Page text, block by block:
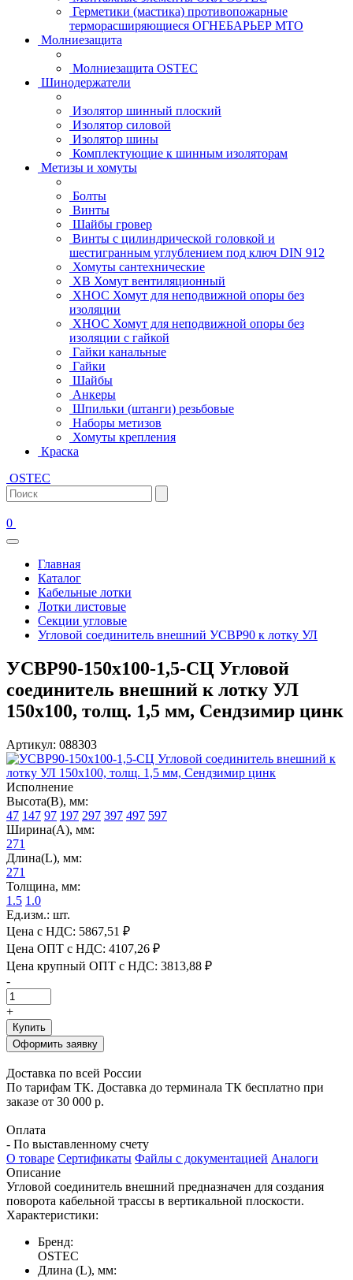
Герметики (мастика) противопожарные
терморасширяющиеся ОГНЕБАРЬЕР МТО
Молниезащита
Молниезащита OSTEC
Шинодержатели
Изолятор шинный плоский
Изолятор силовой
Изолятор шины
Комплектующие к шинным изоляторам
Метизы и хомуты
Болты
Винты
Шайбы гровер
Винты с цилиндрической головкой и
шестигранным углублением под ключ DIN 912
Хомуты сантехнические
ХВ Хомут вентиляционный
ХНОС Хомут для неподвижной опоры без
изоляции
ХНОС Хомут для неподвижной опоры без
изоляции с гайкой
Гайки канальные
Гайки
Шайбы
Анкеры
Шпильки (штанги) резьбовые
Наборы метизов
Хомуты крепления
Краска
OSTEC
0
Главная
Каталог
Кабельные лотки
Лотки листовые
Секции угловые
Угловой соединитель внешний УСВР90 к лотку УЛ
УСВР90-150х100-1,5-СЦ Угловой
соединитель внешний к лотку УЛ
150х100, толщ. 1,5 мм, Сендзимир цинк
Артикул: 088303
Исполнение
Высота(В), мм:
47 147 97 197 297 397 497 597
Ширина(А), мм:
271
Длина(L), мм:
271
Толщина, мм:
1.5 1.0
Ед.изм.: шт.
Цена с НДС: 5867,51 ₽
Цена ОПТ с НДС: 4107,26 ₽
Цена крупный ОПТ с НДС: 3813,88 ₽
-
+
Купить
Оформить заявку
Доставка по всей России
По тарифам ТК. Доставка до терминала ТК бесплатно при
заказе от 30 000 р.
Оплата
- По выставленному счету
О товаре Сертификаты Файлы с документацией Аналоги
Описание
Угловой соединитель внешний предназначен для создания
поворота кабельной трассы в вертикальной плоскости.
Характеристики:
Бренд:
OSTEC
Длина (L), мм: